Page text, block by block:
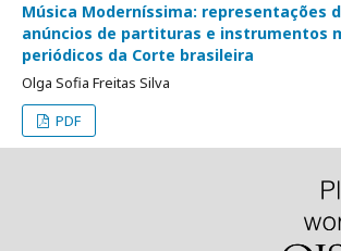
Música Moderníssima: representações
anúncios de partituras e instrumentos
periódicos da Corte brasileira
Olga Sofia Freitas Silva
PDF